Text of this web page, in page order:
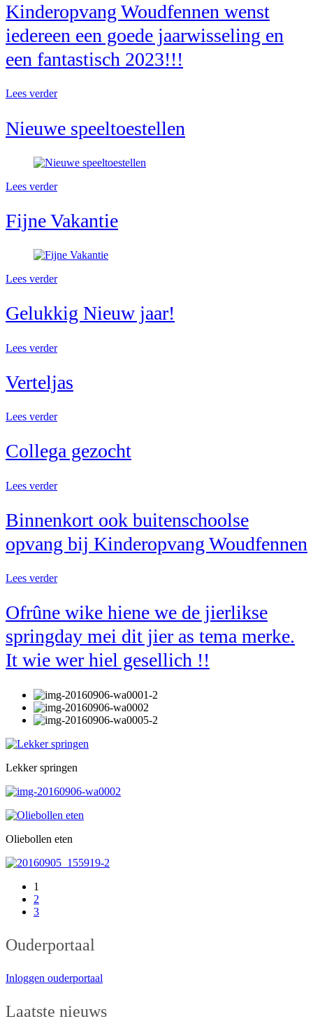
Kinderopvang Woudfennen wenst
iedereen een goede jaarwisseling en
een fantastisch 2023!!!
Lees verder
Nieuwe speeltoestellen
Lees verder
Fijne Vakantie
Lees verder
Gelukkig Nieuw jaar!
Lees verder
Verteljas
Lees verder
Collega gezocht
Lees verder
Binnenkort ook buitenschoolse
opvang bij Kinderopvang Woudfennen
Lees verder
Ofrûne wike hiene we de jierlikse
springday mei dit jier as tema merke.
It wie wer hiel gesellich !!
Lekker springen
Oliebollen eten
1
2
3
Ouderportaal
Inloggen ouderportaal
Laatste nieuws